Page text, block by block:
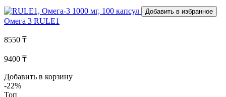
Добавить в избранное
Омега 3 RULE1
8550 ₸
9400 ₸
Добавить в корзину
-22%
Топ